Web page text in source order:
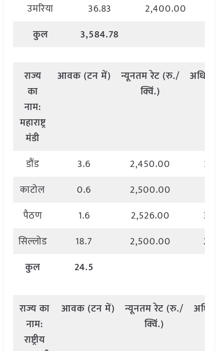
उमरिया
36.83
2,400.00
कुल
3,584.78
राज्य
का
नाम:
महाराष्ट्र
मंडी
आवक (टनमें) न्यूनतमरेट (रु./
क्विं.)
डौंड 3.6 2,450.00
काटोल
0.6 2,500.00
पैठण
1.6 2,526.00
सिल्लोड
18.7 2,500.00
कुल
24.5
राज्यका
नाम:
राष्ट्रीय
आवक (टनमें) न्यूनतमरेट (रु./
क्विं.)